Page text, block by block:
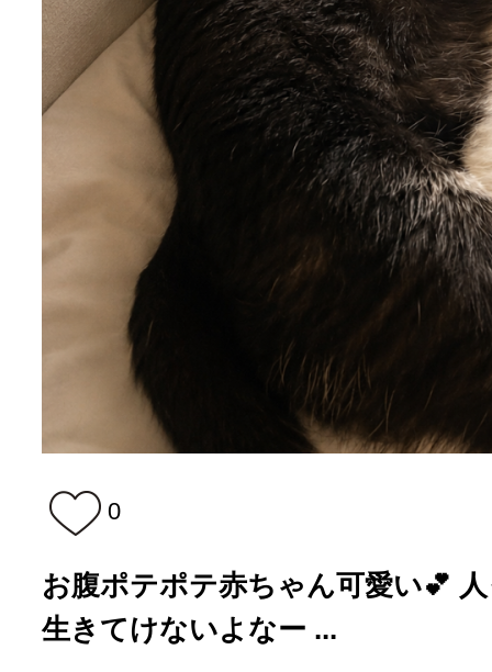
0
お腹ポテポテ赤ちゃん可愛い💕
生きてけないよなー ...